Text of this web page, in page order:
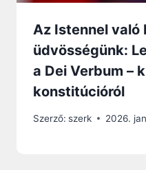
Az Istennel való
üdvösségünk:
a Dei Verbum –
konstitúcióról
Szerző: szerk 2026.